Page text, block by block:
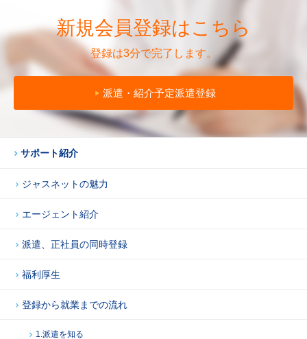
新規会員登録はこちら
登録は3分で完了します。
派遣・紹介予定派遣登録
サポート紹介
ジャスネットの魅力
エージェント紹介
派遣、正社員の同時登録
福利厚生
登録から就業までの流れ
1.派遣を知る